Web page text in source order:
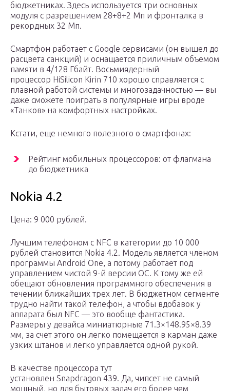
бюджетниках. Здесь используется три основных
модуля с разрешением 28+8+2 Мп и фронталка в
рекордных 32 Мп.
Смартфон работает с Google сервисами (он вышел до
расцвета санкций) и оснащается приличным объемом
памяти в 4/128 Гбайт. Восьмиядерный
процессор HiSilicon Kirin 710 хорошо справляется с
плавной работой системы и многозадачностью — вы
даже сможете поиграть в популярные игры вроде
«Танков» на комфортных настройках.
Кстати, еще немного полезного о смартфонах:
Рейтинг мобильных процессоров: от флагмана
до бюджетника
Nokia 4.2
Цена: 9 000 рублей.
Лучшим телефоном с NFC в категории до 10 000
рублей становится Nokia 4.2. Модель является членом
программы Android One, а потому работает под
управлением чистой 9-й версии ОС. К тому же ей
обещают обновления программного обеспечения в
течении ближайших трех лет. В бюджетном сегменте
трудно найти такой телефон, а чтобы вдобавок у
аппарата был NFC — это вообще фантастика.
Размеры у девайса миниатюрные 71.3×148.95×8.39
мм, за счет этого он легко помещается в карман даже
узких штанов и легко управляется одной рукой.
В качестве процессора тут
установлен Snapdragon 439. Да, чипсет не самый
мощный, но для бытовых задач его более чем